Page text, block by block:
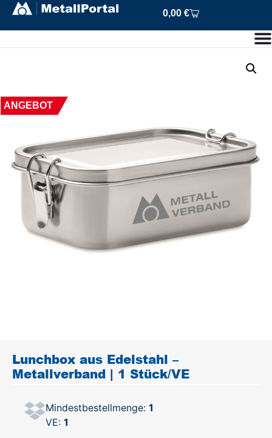
0,00 €
ANGEBOT
Lunchbox aus Edelstahl –
Metallverband | 1 Stück/VE
Mindestbestellmenge: 1
VE: 1